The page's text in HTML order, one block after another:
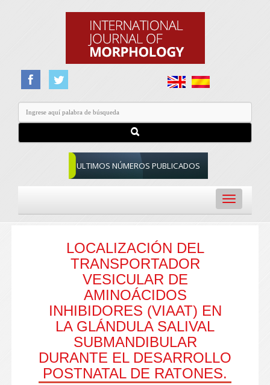
ULTIMOS NÚMEROS PUBLICADOS
Toggle
navigation
LOCALIZACIÓN DEL
TRANSPORTADOR
VESICULAR DE
AMINOÁCIDOS
INHIBIDORES (VIAAT) EN
LA GLÁNDULA SALIVAL
SUBMANDIBULAR
DURANTE EL DESARROLLO
POSTNATAL DE RATONES.